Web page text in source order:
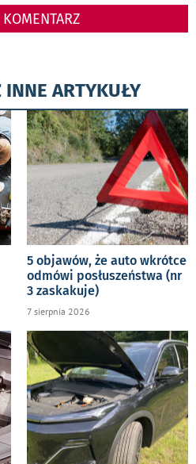
KOMENTARZ
ARTYKUŁY
5 objawów, że auto wkrótce
odmówi posłuszeństwa (nr
3 zaskakuje)
7 sierpnia 2026